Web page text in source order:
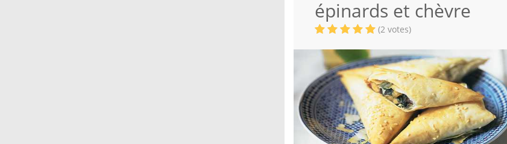
épinards et chèvre
(2 votes)